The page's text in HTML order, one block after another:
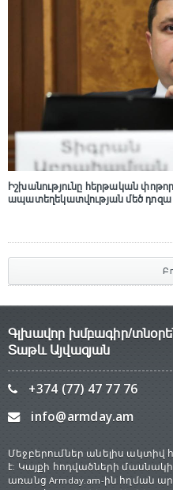
Իշխանությունը հերթական
ապատեղեկատվության մեծ դnզա
Գլխավոր խմբագիր/
Տաթև Այվազյան
+374 (77) 47 77 76
info@armday.am
Մեջբերումներ անելիս ակտիվ
է: Կայքի հոդվածների
առանց Armday.am-ին հղման